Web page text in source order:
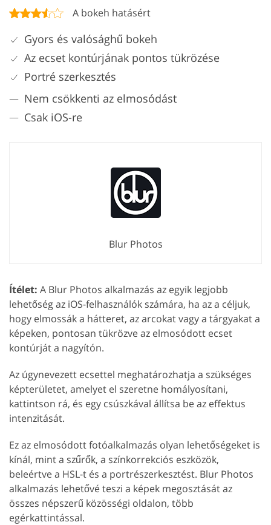
A bokeh hatásért
Gyors és valósághű bokeh
Az ecset kontúrjának pontos tükrözése
Portré szerkesztés
Nem csökkenti az elmosódást
Csak iOS-re
Blur Photos
Ítélet: A Blur Photos alkalmazás az egyik legjobb
lehetőség az iOS-felhasználók számára, ha az a céljuk,
hogy elmossák a hátteret, az arcokat vagy a tárgyakat a
képeken, pontosan tükrözve az elmosódott ecset
kontúrját a nagyítón.
Az úgynevezett ecsettel meghatározhatja a szükséges
képterületet, amelyet el szeretne homályosítani,
kattintson rá, és egy csúszkával állítsa be az effektus
intenzitását.
Ez az elmosódott fotóalkalmazás olyan lehetőségeket is
kínál, mint a szűrők, a színkorrekciós eszközök,
beleértve a HSL-t és a portrészerkesztést. Blur Photos
alkalmazás lehetővé teszi a képek megosztását az
összes népszerű közösségi oldalon, több
egérkattintással.